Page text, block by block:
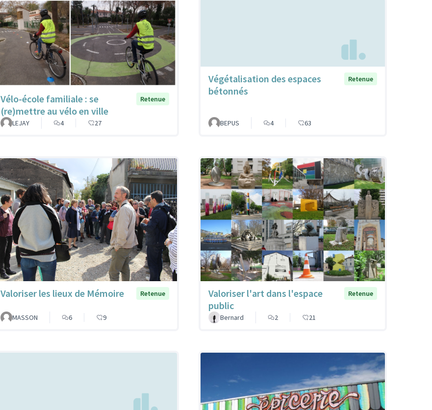
Vélo-école familiale : se
(re)mettre au vélo en ville
Retenue
LEJAY 4 27
Végétalisation des espaces
bétonnés
Retenue
BEPUS 4 63
Valoriser les lieux de Mémoire Retenue
MASSON 6 9
Valoriser l'art dans l'espace
public
Retenue
Bernard 2 21